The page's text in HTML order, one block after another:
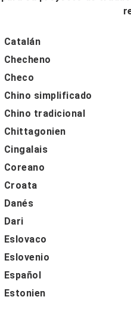
Catalán
Checheno
Checo
Chino simplificado
Chino tradicional
Chittagonien
Cingalais
Coreano
Croata
Danés
Dari
Eslovaco
Eslovenio
Español
Estonien